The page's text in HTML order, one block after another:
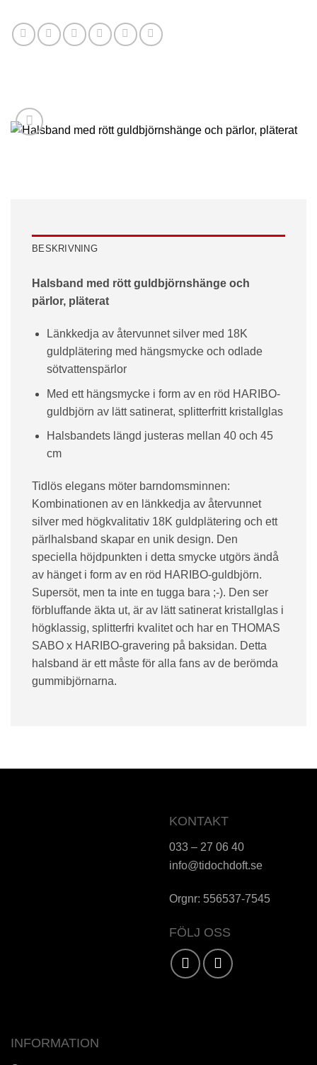
BESKRIVNING
Halsband med rött guldbjörnshänge och
pärlor, pläterat
Länkkedja av återvunnet silver med 18K
guldplätering med hängsmycke och odlade
sötvattenspärlor
Med ett hängsmycke i form av en röd HARIBO-
guldbjörn av lätt satinerat, splitterfritt kristallglas
Halsbandets längd justeras mellan 40 och 45
cm
Tidlös elegans möter barndomsminnen:
Kombinationen av en länkkedja av återvunnet
silver med högkvalitativ 18K guldplätering och ett
pärlhalsband skapar en unik design. Den
speciella höjdpunkten i detta smycke utgörs ändå
av hänget i form av en röd HARIBO-guldbjörn.
Supersöt, men ta inte en tugga bara ;-). Den ser
förbluffande äkta ut, är av lätt satinerat kristallglas i
högklassig, splitterfri kvalitet och har en THOMAS
SABO x HARIBO-gravering på baksidan. Detta
halsband är ett måste för alla fans av de berömda
gummibjörnarna.
KONTAKT
033 – 27 06 40
info@tidochdoft.se
Orgnr: 556537-7545
FÖLJ OSS
INFORMATION